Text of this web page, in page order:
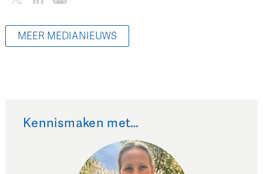
MEER MEDIANIEUWS
Kennismaken met…